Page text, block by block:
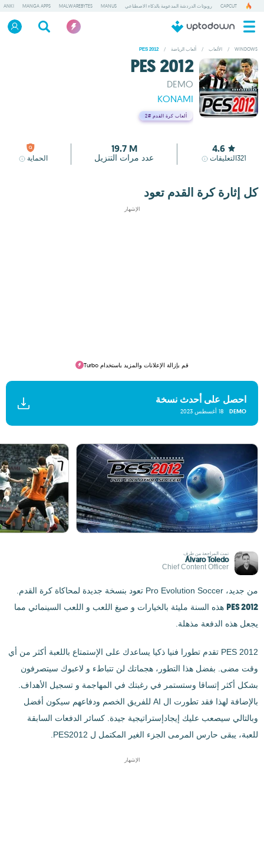
CAPCUT روبوتات الدردشة المدعومة بالذكاء الاصطناعي MANUS
MALWAREBYTES
MANGA APPS
ANKI
WINDOWS
/ الألعاب / ألعاب الرياضة /
PES 2012
PES 2012
DEMO
KONAMI
ألعاب كرة القدم #2
4.6
321التعليقات
19.7 M
عدد مرات التنزيل الحماية
كل إثارة كرة القدم تعود
الإشهار
قم بإزالة الإعلانات والمزيد باستخدام Turbo
احصل على أحدث نسخة
DEMO 18 أغسطس 2023
تمت المراجعة من طرف
Álvaro Toledo
Chief Content Officer
من جديد، Pro Evolution Soccer تعود بنسخة جديدة لمحاكاة كرة القدم.
PES 2012 هذه السنة مليئة بالخيارات و صيغ اللعب و اللعب السينمائي مما
يجعل هذه الدفعة مذهلة.
PES 2012 تقدم تطورا فنيا ذكيا يساعدك على الإستمتاع باللعبة أكثر من أي
وقت مضى. بفضل هذا التطور، هجماتك لن تتباطء و لاعبوك سيتصرفون
بشكل أكثر إتساقا وستستمر في رغبتك في المهاجمة و تسجيل الأهداف.
بالإضافة لهذا فقد تطورت ال AI للفريق الخصم ودفاعهم سيكون أفضل
وبالتالي سيصعب عليك إيجادإستراتيجية جيدة. كسائر الدفعات السابقة
للعبة، يبقى حارس المرمى الجزء الغير المكتمل ل PES2012.
الإشهار